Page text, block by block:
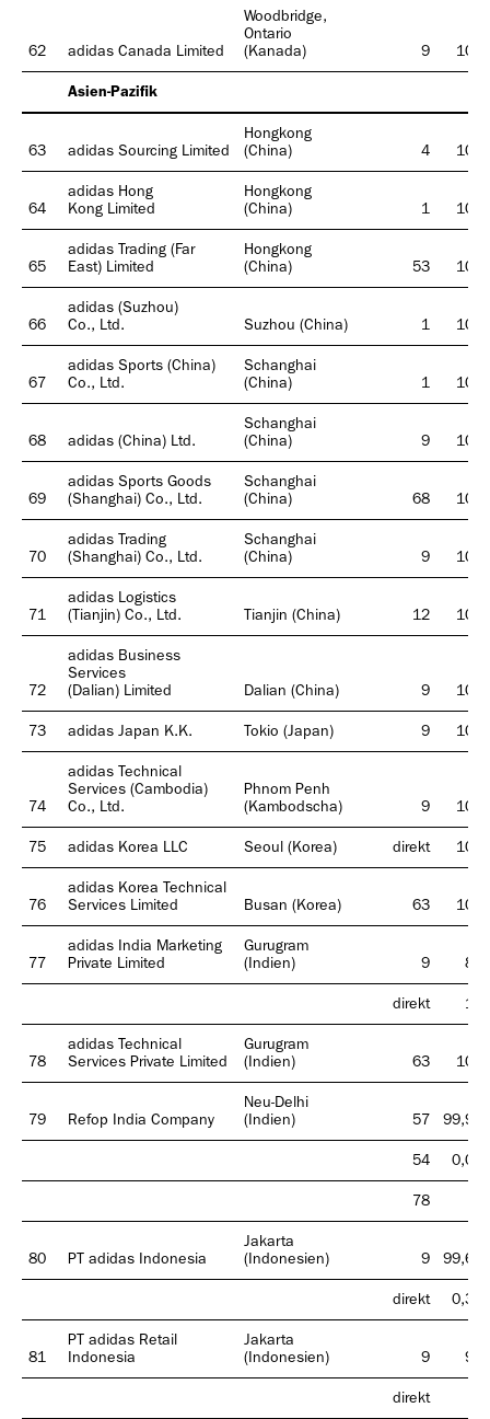
62 adidas Canada Limited
Woodbridge,
Ontario
(Kanada)
9 100
Asien-Pazifik
63 adidas Sourcing Limited
Hongkong
(China)
4 100
64
adidas Hong
Kong Limited
Hongkong
(China)
1 100
65
adidas Trading (Far
East) Limited
Hongkong
(China)
53 100
66
adidas (Suzhou)
Co., Ltd.
Suzhou (China) 1 100
67
adidas Sports (China)
Co., Ltd.
Schanghai
(China)
1 100
68 adidas (China) Ltd.
Schanghai
(China)
9 100
69
adidas Sports Goods
(Shanghai) Co., Ltd.
Schanghai
(China)
68 100
70
adidas Trading
(Shanghai) Co., Ltd.
Schanghai
(China)
9 100
71
adidas Logistics
(Tianjin) Co., Ltd.
Tianjin (China) 12 100
72
adidas Business
Services
(Dalian) Limited
Dalian (China) 9 100
73 adidas Japan K.K. Tokio (Japan) 9 100
74
adidas Technical
Services (Cambodia)
Co., Ltd.
Phnom Penh
(Kambodscha)
9 100
75 adidas Korea LLC Seoul (Korea) direkt 100
76
adidas Korea Technical
Services Limited
Busan (Korea) 63 100
77
adidas India Marketing
Private Limited
Gurugram
(Indien)
9 89
direkt 11
78
adidas Technical
Services Private Limited
Gurugram
(Indien)
63 100
79 Refop India Company
Neu-Delhi
(Indien)
57 99,93
54 0,07
78
80 PT adidas Indonesia
Jakarta
(Indonesien)
9 99,67
direkt 0,33
81
PT adidas Retail
Indonesia
Jakarta
(Indonesien)
9 99
direkt